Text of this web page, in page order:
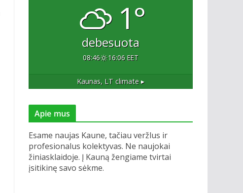
1°
debesuota
08:46 16:06 EET
Kaunas, LT climate ▸
Apie mus
Esame naujas Kaune, tačiau veržlus ir
profesionalus kolektyvas. Ne naujokai
žiniasklaidoje. Į Kauną žengiame tvirtai
įsitikinę savo sėkme.